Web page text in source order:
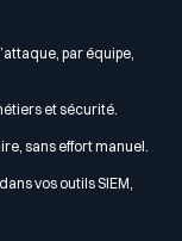
par équipe,
et sécurité.
sans effort manuel.
vos outils SIEM,